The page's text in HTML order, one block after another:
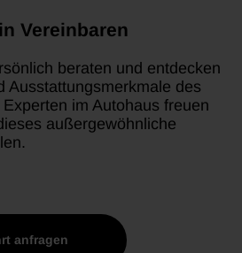
Vereinbaren
beraten und entdecken
Ausstattungsmerkmale des
im Autohaus freuen
außergewöhnliche
anfragen